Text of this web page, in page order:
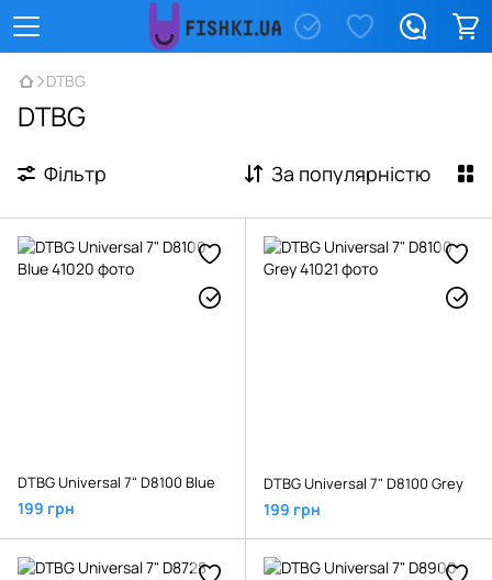
DTBG
DTBG
Фільтр За популярністю
DTBG Universal 7" D8100 Blue
199 грн
DTBG Universal 7" D8100 Grey
199 грн